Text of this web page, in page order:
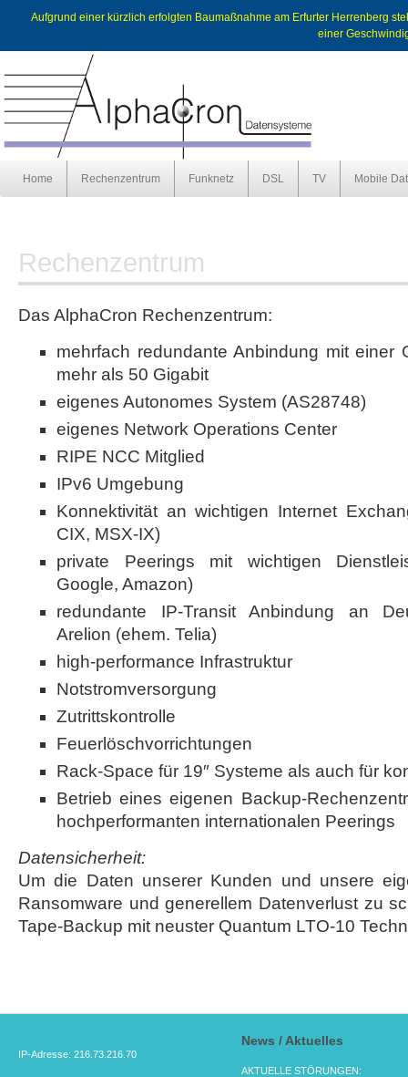
Aufgrund einer kürzlich erfolgten Baumaßnahme am Erfurter Herrenberg
einer
Home Rechenzentrum Funknetz DSL TV Mobile
Rechenzentrum
Das AlphaCron Rechenzentrum:
mehrfach redundante Anbindung mit einer
mehr als 50 Gigabit
eigenes Autonomes System (AS28748)
eigenes Network Operations Center
RIPE NCC Mitglied
IPv6 Umgebung
Konnektivität an wichtigen Internet
CIX, MSX-IX)
private Peerings mit wichtigen
Google, Amazon)
redundante IP-Transit Anbindung an
Arelion (ehem. Telia)
high-performance Infrastruktur
Notstromversorgung
Zutrittskontrolle
Feuerlöschvorrichtungen
Rack-Space für 19″ Systeme als auch für
Betrieb eines eigenen Backup-
hochperformanten internationalen Peerings
Datensicherheit:
Um die Daten unserer Kunden und unsere
Ransomware und generellem Datenverlust zu
Tape-Backup mit neuster Quantum LTO-10
IP-Adresse: 216.73.216.70
News / Aktuelles
AKTUELLE STÖRUNGEN: